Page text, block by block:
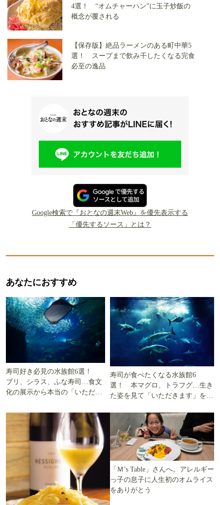
4選！ “オムチャーハン”に玉子炒飯の
概念が覆される
【保存版】絶品ラーメンのある町中華5
選！ スープまで飲み干したくなる完食
必至の逸品
Google検索で『おとなの週末Web』を優先表示する
「優先するソース」とは？
あなたにおすすめ
寿司好き必見の水族館6選！
ブリ、シラス、ふな寿司…食文
化の展示から本当の「いただき
寿司が食べたくなる水族館6
選！ 本マグロ、トラフグ…生き
た姿を見て「いただきます」を考
「Ｍ’s Table」さんへ。アレルギー
っ子の息子に人生初のオムライス
をありがとう